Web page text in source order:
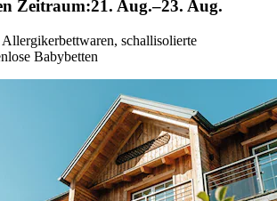
Zeitraum:21. Aug.–23. Aug.